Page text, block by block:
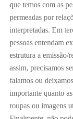
que temos com as
permeadas por
interpretadas. Em
pessoas entendam
estrutura a emissão/
assim, precisamos
falamos ou
importante quanto
roupas ou imagens